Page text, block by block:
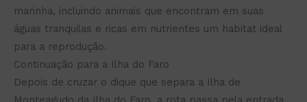
marinha, incluindo animais que encontram em suas
águas tranquilas e ricas em nutrientes um habitat ideal
para a reprodução.
Continuação para a Ilha do Faro
Depois de cruzar o dique que separa a Ilha de